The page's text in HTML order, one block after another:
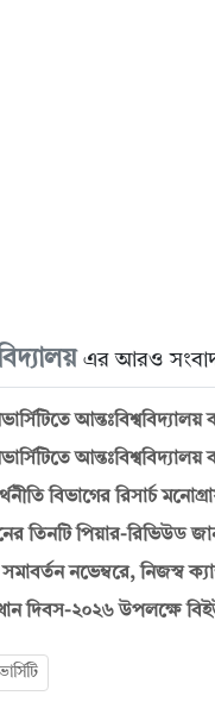
এর আরও
আন্তঃবিশ্ববিদ্যালয়
বিভাগের রিসার্চ
তিনটি পিয়ার-রিভিউড
নভেম্বরে, নিজস্ব
দিবস-২০২৬ উপলক্ষে